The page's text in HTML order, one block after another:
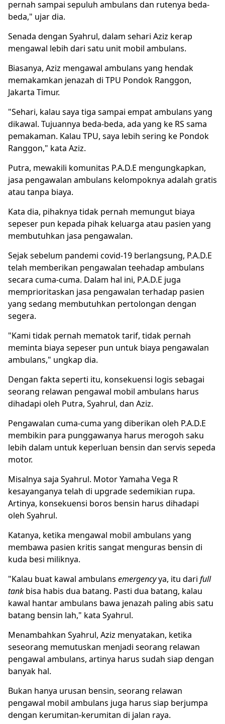
pernah sampai sepuluh ambulans dan rutenya beda-
beda," ujar dia.
Senada dengan Syahrul, dalam sehari Aziz kerap
mengawal lebih dari satu unit mobil ambulans.
Biasanya, Aziz mengawal ambulans yang hendak
memakamkan jenazah di TPU Pondok Ranggon,
Jakarta Timur.
"Sehari, kalau saya tiga sampai empat ambulans yang
dikawal. Tujuannya beda-beda, ada yang ke RS sama
pemakaman. Kalau TPU, saya lebih sering ke Pondok
Ranggon," kata Aziz.
Putra, mewakili komunitas P.A.D.E mengungkapkan,
jasa pengawalan ambulans kelompoknya adalah gratis
atau tanpa biaya.
Kata dia, pihaknya tidak pernah memungut biaya
sepeser pun kepada pihak keluarga atau pasien yang
membutuhkan jasa pengawalan.
Sejak sebelum pandemi covid-19 berlangsung, P.A.D.E
telah memberikan pengawalan teehadap ambulans
secara cuma-cuma. Dalam hal ini, P.A.D.E juga
memprioritaskan jasa pengawalan terhadap pasien
yang sedang membutuhkan pertolongan dengan
segera.
"Kami tidak pernah mematok tarif, tidak pernah
meminta biaya sepeser pun untuk biaya pengawalan
ambulans," ungkap dia.
Dengan fakta seperti itu, konsekuensi logis sebagai
seorang relawan pengawal mobil ambulans harus
dihadapi oleh Putra, Syahrul, dan Aziz.
Pengawalan cuma-cuma yang diberikan oleh P.A.D.E
membikin para punggawanya harus merogoh saku
lebih dalam untuk keperluan bensin dan servis sepeda
motor.
Misalnya saja Syahrul. Motor Yamaha Vega R
kesayanganya telah di upgrade sedemikian rupa.
Artinya, konsekuensi boros bensin harus dihadapi
oleh Syahrul.
Katanya, ketika mengawal mobil ambulans yang
membawa pasien kritis sangat menguras bensin di
kuda besi miliknya.
"Kalau buat kawal ambulans emergencyya, itu dari full
tank bisa habis dua batang. Pasti dua batang, kalau
kawal hantar ambulans bawa jenazah paling abis satu
batang bensin lah," kata Syahrul.
Menambahkan Syahrul, Aziz menyatakan, ketika
seseorang memutuskan menjadi seorang relawan
pengawal ambulans, artinya harus sudah siap dengan
banyak hal.
Bukan hanya urusan bensin, seorang relawan
pengawal mobil ambulans juga harus siap berjumpa
dengan kerumitan-kerumitan di jalan raya.